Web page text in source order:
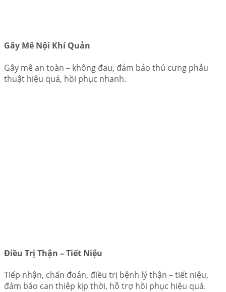
Gây Mê Nội Khí Quản
Gây mê an toàn – không đau, đảm bảo thú cưng phẫu
thuật hiệu quả, hồi phục nhanh.
Điều Trị Thận – Tiết Niệu
Tiếp nhận, chẩn đoán, điều trị bệnh lý thận – tiết niệu,
đảm bảo can thiệp kịp thời, hỗ trợ hồi phục hiệu quả.